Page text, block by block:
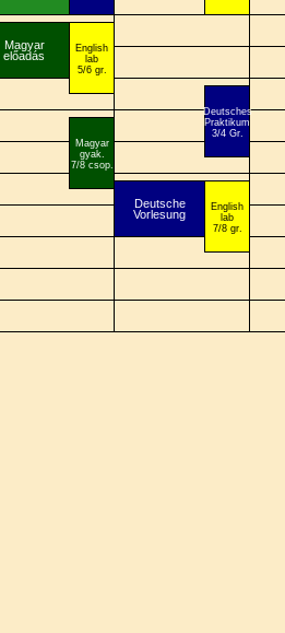
Magyar
előadás
Deutsche
Vorlesung
Deutsches
Praktikum
3/4 Gr.
English
lab
5/6 gr.
Magyar
gyak.
7/8 csop.
English
lab
7/8 gr.